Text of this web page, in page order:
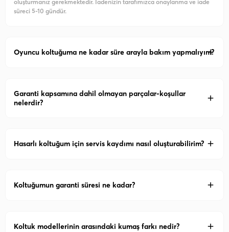
oluşturmanız gerekmektedir. İadenizin tarafımızca onaylanma ve iade
süreci 5-10 gündür.
Oyuncu koltuğuma ne kadar süre arayla bakım yapmalıyım?
Garanti kapsamına dahil olmayan parçalar-koşullar
nelerdir?
Hasarlı koltuğum için servis kaydımı nasıl oluşturabilirim?
Koltuğumun garanti süresi ne kadar?
Koltuk modellerinin arasındaki kumaş farkı nedir?